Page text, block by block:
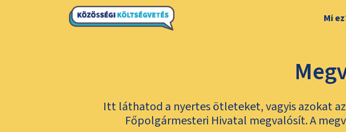
Mi
Itt láthatod a nyertes ötleteket, vagyis azokat
Főpolgármesteri Hivatal megvalósít. A